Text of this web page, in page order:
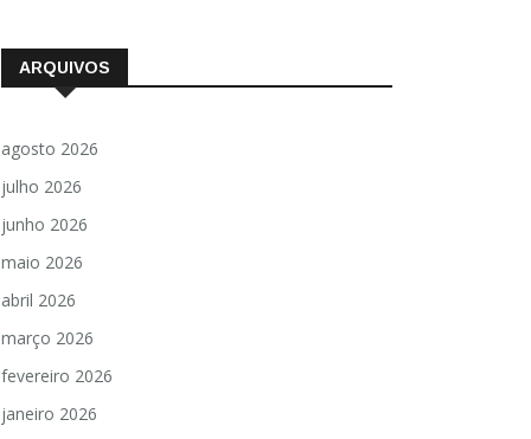
ARQUIVOS
agosto 2026
julho 2026
junho 2026
maio 2026
abril 2026
março 2026
fevereiro 2026
janeiro 2026